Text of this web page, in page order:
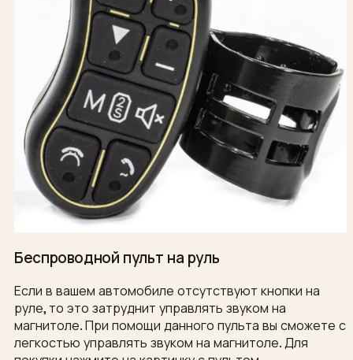
Беспроводной пульт на руль
Если в вашем автомобиле отсутствуют кнопки на
руле, то это затруднит управлять звуком на
магнитоле. При помощи данного пульта вы сможете с
легкостью управлять звуком на магнитоле. Для